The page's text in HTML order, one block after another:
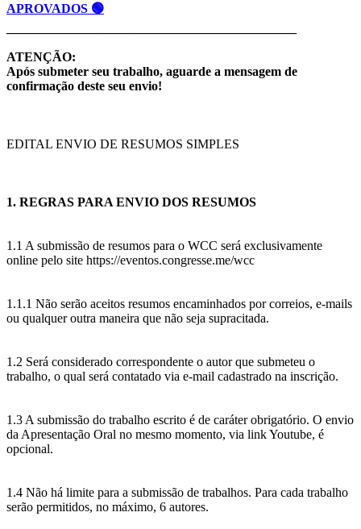
APROVADOS 🟢
ATENÇÃO:
Após submeter seu trabalho, aguarde a mensagem de
confirmação deste seu envio!
EDITAL ENVIO DE RESUMOS SIMPLES
1. REGRAS PARA ENVIO DOS RESUMOS
1.1 A submissão de resumos para o WCC será exclusivamente
online pelo site https://eventos.congresse.me/wcc
1.1.1 Não serão aceitos resumos encaminhados por correios, e-mails
ou qualquer outra maneira que não seja supracitada.
1.2 Será considerado correspondente o autor que submeteu o
trabalho, o qual será contatado via e-mail cadastrado na inscrição.
1.3 A submissão do trabalho escrito é de caráter obrigatório. O envio
da Apresentação Oral no mesmo momento, via link Youtube, é
opcional.
1.4 Não há limite para a submissão de trabalhos. Para cada trabalho
serão permitidos, no máximo, 6 autores.